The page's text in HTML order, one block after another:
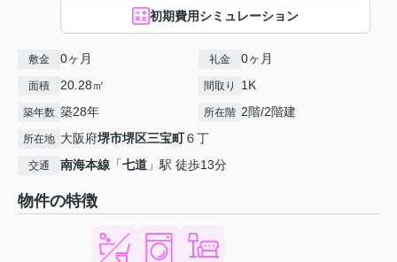
初期費用シミュレーション
敷金 0ヶ月 礼金 0ヶ月
面積 20.28㎡ 間取り 1K
築年数 築28年 所在階 2階/2階建
所在地 大阪府堺市堺区三宝町６丁
交通 南海本線 「七道 」駅 徒歩13分
物件の特徴